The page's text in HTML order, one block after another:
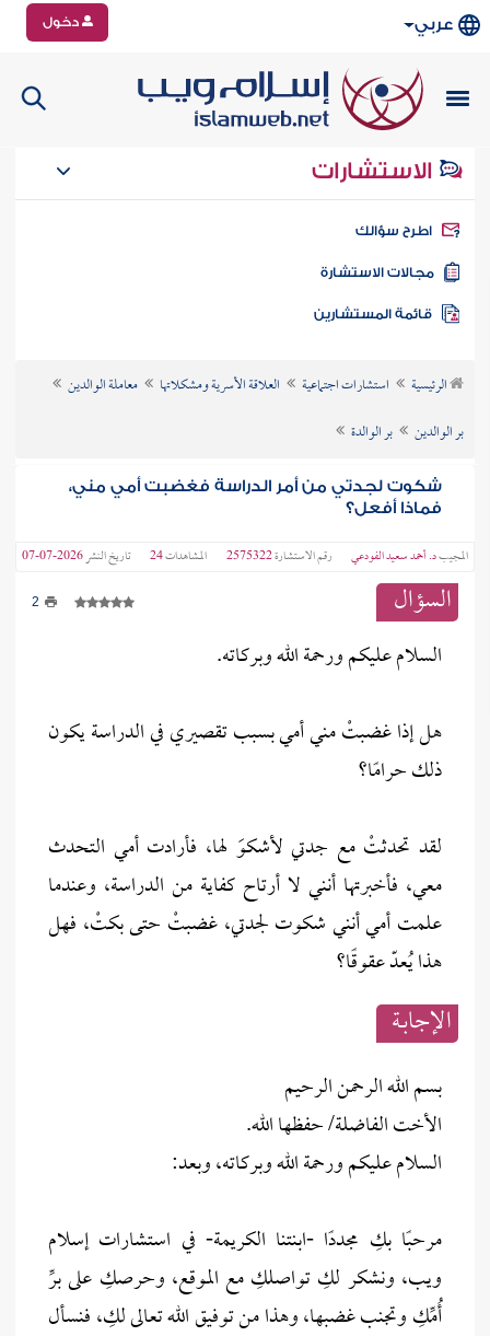
عربي دخول
الاستشارات
سؤالك
الاستشارة
الرئيسية استشارات اجتماعية العلاقة الأسرية ومشكلاتها
معاملة الوالدين
بر الوالدين
بر الوالدة
شكوت لجدتي من أمر الدراسة فغضبت أمي مني،
فماذا أفعل؟
المجيبد. أحمد سعيد الفودعي رقم الاستشارة2575322 المشاهدات24 تاريخ النشر2026-07-07
السؤال 2
السلام عليكم ورحمة الله وبركاته.
هل إذا غضبتْ مني أمي بسبب تقصيري في الدراسة يكون
ذلك حرامًا؟
لقد تحدثتْ مع جدتي لأشكوَ لها، فأرادت أمي التحدث
معي، فأخبرتها أنني لا أرتاح كفاية من الدراسة، وعندما
علمت أمي أنني شكوت لجدتي، غضبتْ حتى بكتْ، فهل
هذا يُعدّ عقوقًا؟
الإجابــة
بسم الله الرحمن الرحيم
الأخت الفاضلة/ حفظها الله.
السلام عليكم ورحمة الله وبركاته، وبعد:
مرحبًا بكِ مجددًا -ابنتنا الكريمة- في استشارات إسلام
ويب، ونشكر لكِ تواصلكِ مع الموقع، وحرصكِ على برِّ
أُمِّكِ وتجنب غضبها، وهذا من توفيق الله تعالى لكِ، فنسأل